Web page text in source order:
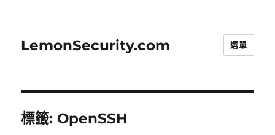
LemonSecurity.com 選單
標籤: OpenSSH